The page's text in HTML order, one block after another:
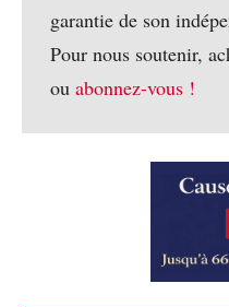
garantie de son
Pour nous soutenir,
ou abonnez-vous !